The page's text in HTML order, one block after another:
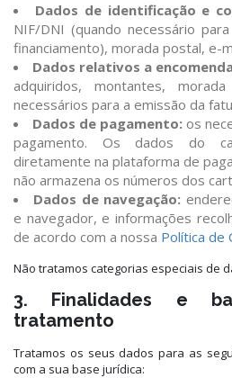
Dados de identificação e
NIF/DNI (quando necessário
financiamento), morada postal, e-
Dados relativos a
adquiridos, montantes,
necessários para a emissão da
Dados de pagamento: os
pagamento. Os dados do
diretamente na plataforma de
não armazena os números dos
Dados de navegação:
e navegador, e informações
de acordo com a nossa Política de
Não tratamos categorias especiais de
3. Finalidades e
tratamento
Tratamos os seus dados para as
com a sua base jurídica: